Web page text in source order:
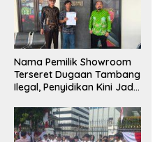
Nama Pemilik Showroom
Terseret Dugaan Tambang
Ilegal, Penyidikan Kini Jadi